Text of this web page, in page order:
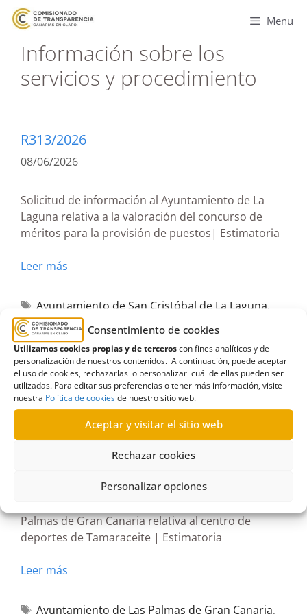
Consentimiento de cookies
Utilizamos cookies propias y de terceroscon fines analíticos y de
personalización de nuestros contenidos. A continuación, puede aceptar
el uso de cookies, rechazarlas o personalizar cuál de ellas pueden ser
utilizadas. Para editar sus preferencias o tener más información, visite
nuestra Política de cookiesde nuestro sitio web.
Aceptar y visitar el sitio web
Rechazar cookies
Personalizar opciones
Menu
Información sobre los
servicios y procedimiento
R313/2026
08/06/2026
Solicitud de información al Ayuntamiento de La
Laguna relativa a la valoración del concurso de
méritos para la provisión de puestos| Estimatoria
Leer más
Ayuntamiento de San Cristóbal de La Laguna,
Ayuntamientos,Información en materia de empleo
en el sector público,Información sobre los
servicios y procedimiento
R311/2026
Palmas de Gran Canaria relativa al centro de
deportes de Tamaraceite | Estimatoria
Leer más
Ayuntamiento de Las Palmas de Gran Canaria,